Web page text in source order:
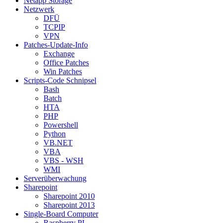
Netzwerk
DFÜ
TCPIP
VPN
Patches-Update-Info
Exchange
Office Patches
Win Patches
Scripts-Code Schnipsel
Bash
Batch
HTA
PHP
Powershell
Python
VB.NET
VBA
VBS - WSH
WMI
Serverüberwachung
Sharepoint
Sharepoint 2010
Sharepoint 2013
Single-Board Computer